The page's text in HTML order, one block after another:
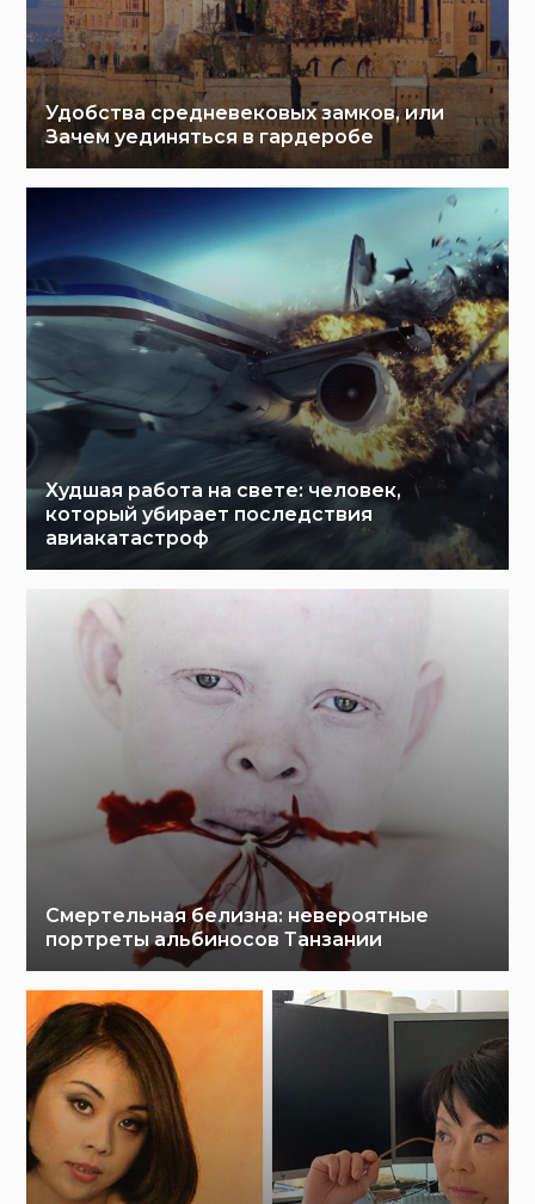
Удобства средневековых замков, или
Зачем уединяться в гардеробе
Худшая работа на свете: человек,
который убирает последствия
авиакатастроф
Смертельная белизна: невероятные
портреты альбиносов Танзании